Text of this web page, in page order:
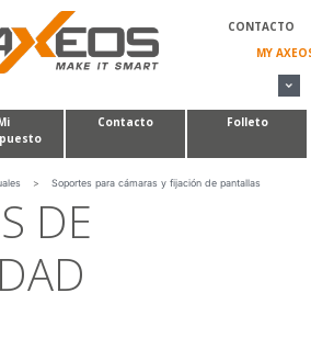
CONTACTO
MY
Contacto Folleto
> Soportes para cámaras y fijación de pantallas
DE